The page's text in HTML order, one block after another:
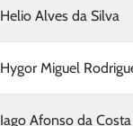
Helio Alves da Silva
Hygor Miguel
Iago Afonso da